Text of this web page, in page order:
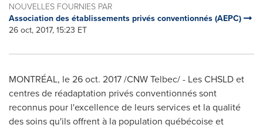
NOUVELLES FOURNIES PAR
Association des établissements privés conventionnés (AEPC)
26 oct, 2017, 15:23 ET
MONTRÉAL, le26 oct. 2017/CNW Telbec/ - Les CHSLD et
centres de réadaptation privés conventionnés sont
reconnus pour l'excellence de leurs services et la qualité
des soins qu'ils offrent à la population québécoise et